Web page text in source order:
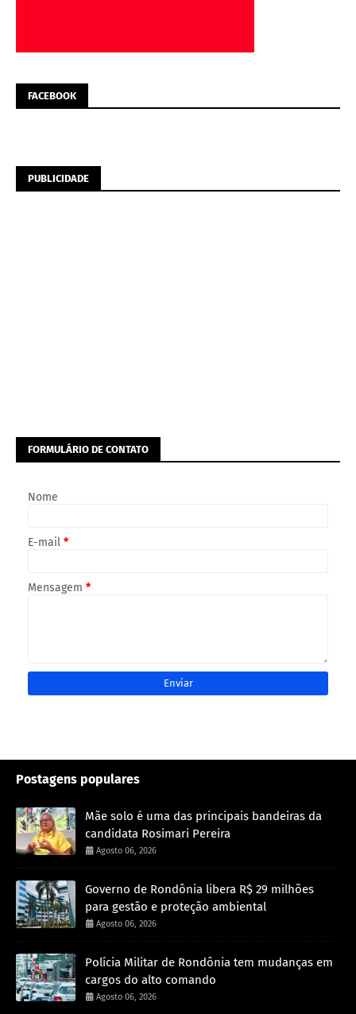
FACEBOOK
PUBLICIDADE
FORMULÁRIO DE CONTATO
Nome
E-mail *
Mensagem *
Postagens populares
Mãe solo é uma das principais bandeiras da
candidata Rosimari Pereira
Agosto 06, 2026
Governo de Rondônia libera R$ 29 milhões
para gestão e proteção ambiental
Agosto 06, 2026
Polícia Militar de Rondônia tem mudanças em
cargos do alto comando
Agosto 06, 2026